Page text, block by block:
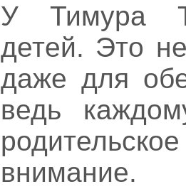
У Тимура
детей. Это
даже для
ведь
внимание.